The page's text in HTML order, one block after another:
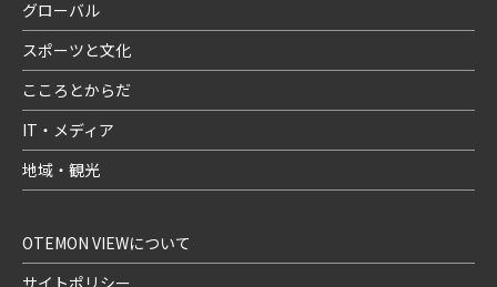
グローバル
スポーツと文化
こころとからだ
IT・メディア
地域・観光
OTEMON VIEWについて
サイトポリシー